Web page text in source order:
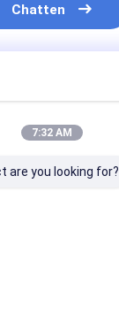
Chatten
7:32 AM
are you looking for?